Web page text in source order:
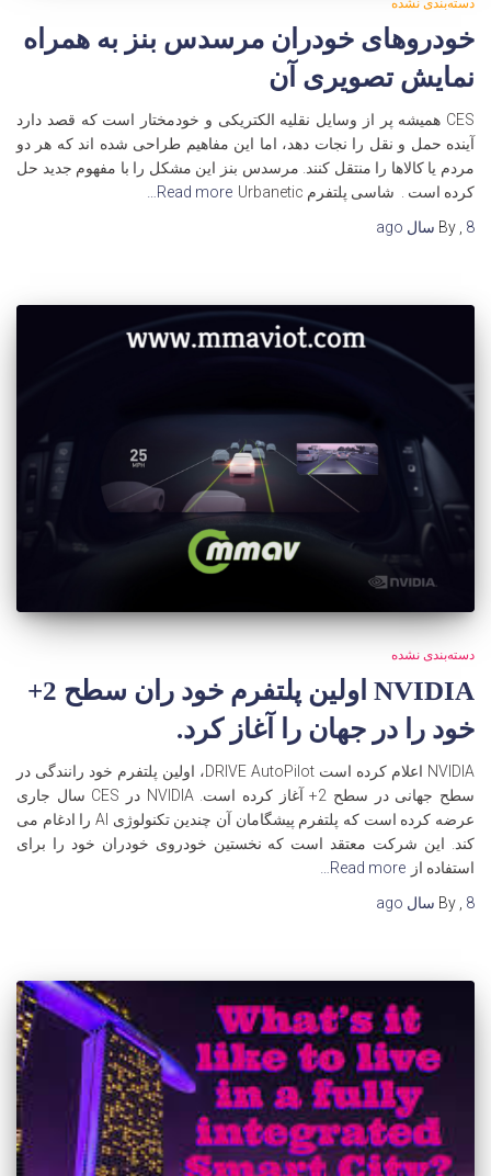
خودروهای خودران مرسدس بنز به همراه
نمایش تصویری آن
CES همیشه پر از وسایل نقلیه الکتریکی و خودمختار است که قصد دارد
آینده حمل و نقل را نجات دهد، اما این مفاهیم طراحی شده اند که هر دو
مردم یا کالاها را منتقل کنند. مرسدس بنز این مشکل را با مفهوم جدید حل
کرده است . شاسی پلتفرم Urbanetic
Read more…
By
8 سال
دسته‌بندی نشده
NVIDIA اولین پلتفرم خود ران سطح 2+
خود را در جهان را آغاز کرد.
NVIDIA اعلام کرده است DRIVE AutoPilot، اولین پلتفرم خود رانندگی در
سطح جهانی در سطح 2+ آغاز کرده است. NVIDIA در CES سال جاری
عرضه کرده است که پلتفرم پیشگامان آن چندین تکنولوژی AI را ادغام می
کند. این شرکت معتقد است که نخستین خودروی خودران خود را برای
استفاده از Read more…
By
8 سال